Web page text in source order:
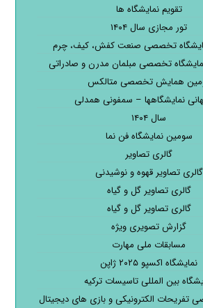
تقویم نمایشگاه ها
تور مجازی سال ۱۴۰۴
تخصصی صنعت کفش، کیف، چرم
تخصصی مبلمان مدرن و صادراتی
همایش تخصصی متالکس
نمایشگاهها – سمفونی همدلی
سال ۱۴۰۴
سومین نمایشگاه فن نما
گالری تصاویر
گالری تصاویر قهوه و نوشیدنی
گالری تصاویر گل و گیاه
گالری تصاویر گل و گیاه
گزارش تصویری ویژه
مسابقات ملی مهارت
نمایشگاه اکسپو ۲۰۲۵ ژاپن
بین المللی تاسیسات ترکیه
تفریحات الکترونیکی و بازی های دیجیتال